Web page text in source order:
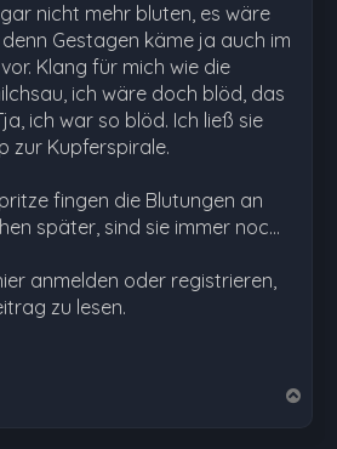
nicht mehr bluten, es wäre
Gestagen käme ja auch im
Klang für mich wie die
ich wäre doch blöd, das
ich war so blöd. Ich ließ sie
zur Kupferspirale.
fingen die Blutungen an
später, sind sie immer noc…
anmelden oder registrieren,
zu lesen.